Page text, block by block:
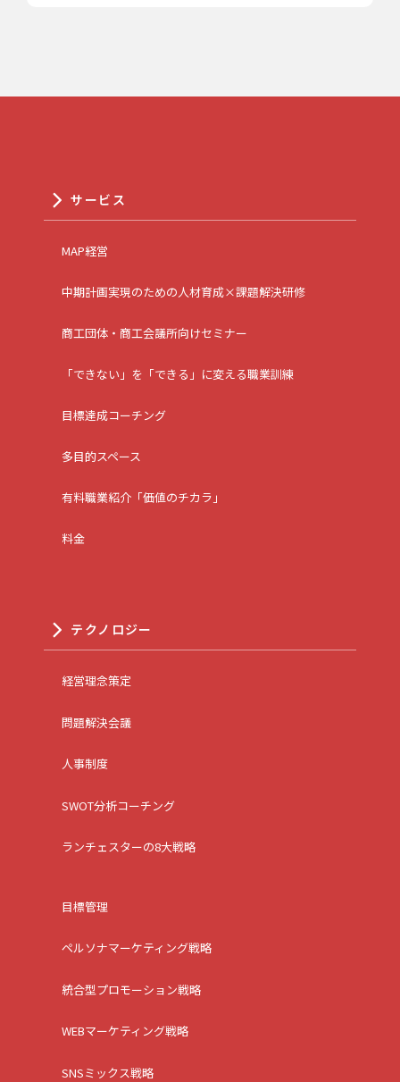
サービス
MAP経営
中期計画実現のための人材育成×課題解決研修
商工団体・商工会議所向けセミナー
「できない」を「できる」に変える職業訓練
目標達成コーチング
多目的スペース
有料職業紹介「価値のチカラ」
料金
テクノロジー
経営理念策定
問題解決会議
人事制度
SWOT分析コーチング
ランチェスターの8大戦略
目標管理
ペルソナマーケティング戦略
統合型プロモーション戦略
WEBマーケティング戦略
SNSミックス戦略